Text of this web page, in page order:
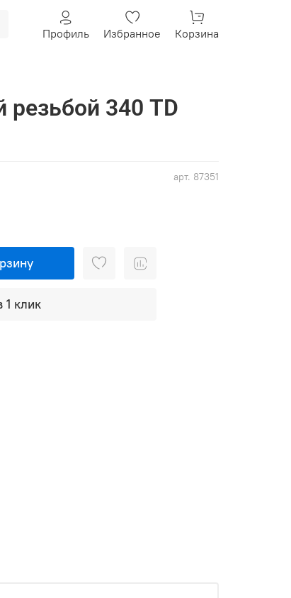
Профиль Избранное
Корзина
арт. 87351
резьбой 340 TD
1 клик